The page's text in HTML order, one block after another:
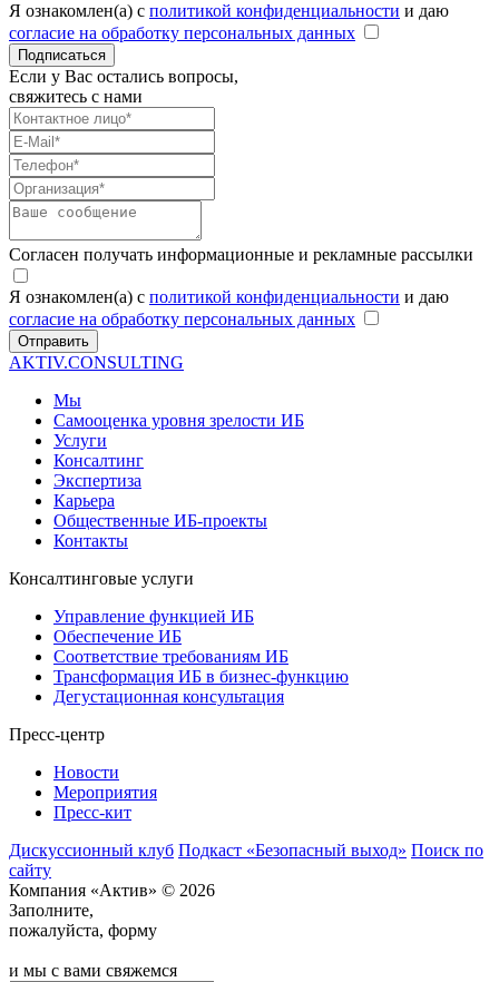
Я ознакомлен(а) с политикой конфиденциальности и даю
согласие на обработку персональных данных
Подписаться
Если у Вас остались вопросы,
свяжитесь с нами
Согласен получать информационные и рекламные рассылки
Я ознакомлен(а) с политикой конфиденциальности и даю
согласие на обработку персональных данных
Отправить
AKTIV.CONSULTING
Мы
Самооценка уровня зрелости ИБ
Услуги
Консалтинг
Экспертиза
Карьера
Общественные ИБ-проекты
Контакты
Консалтинговые услуги
Управление функцией ИБ
Обеспечение ИБ
Соответствие требованиям ИБ
Трансформация ИБ в бизнес-функцию
Дегустационная консультация
Пресс-центр
Новости
Мероприятия
Пресс-кит
Дискуссионный клуб Подкаст «Безопасный выход» Поиск по
сайту
Компания «Актив» © 2026
Заполните,
пожалуйста, форму
и мы с вами свяжемся